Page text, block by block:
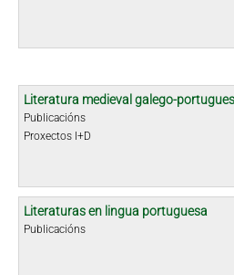
Literatura medieval galego-
Publicacións
Proxectos I+D
Literaturas en lingua portuguesa
Publicacións